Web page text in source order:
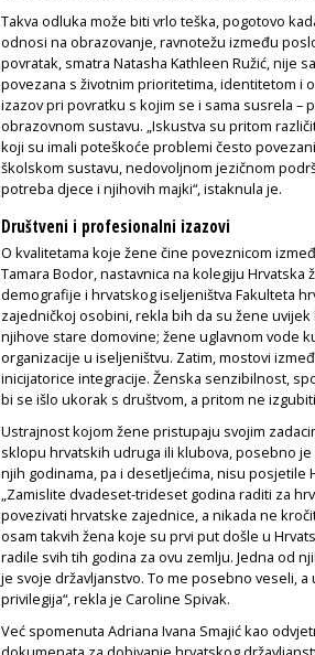
Takva odluka može biti vrlo teška, pogotovo
odnosi na obrazovanje, ravnotežu između
povratak, smatra Natasha Kathleen Ružić, nije
povezana s životnim prioritetima, identitetom i
izazov pri povratku s kojim se i sama susrela
obrazovnom sustavu. „Iskustva su pritom
koji su imali poteškoće problemi često
školskom sustavu, nedovoljnom jezičnom
potreba djece i njihovih majki“, istaknula je.
Društveni i profesionalni izazovi
O kvalitetama koje žene čine poveznicom
Tamara Bodor, nastavnica na kolegiju
demografije i hrvatskog iseljeništva Fakulteta
zajedničkoj osobini, rekla bih da su žene
njihove stare domovine; žene uglavnom vode
organizacije u iseljeništvu. Zatim, mostovi
inicijatorice integracije. Ženska senzibilnost,
bi se išlo ukorak s društvom, a pritom ne
Ustrajnost kojom žene pristupaju svojim
sklopu hrvatskih udruga ili klubova, posebno
njih godinama, pa i desetljećima, nisu posjetile
„Zamislite dvadeset-trideset godina raditi za
povezivati hrvatske zajednice, a nikada ne
osam takvih žena koje su prvi put došle u
radile svih tih godina za ovu zemlju. Jedna od
je svoje državljanstvo. To me posebno veseli,
privilegija“, rekla je Caroline Spivak.
Već spomenuta Adriana Ivana Smajić kao